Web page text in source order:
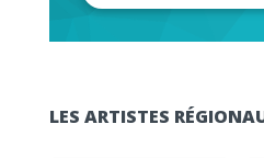
LES ARTISTES